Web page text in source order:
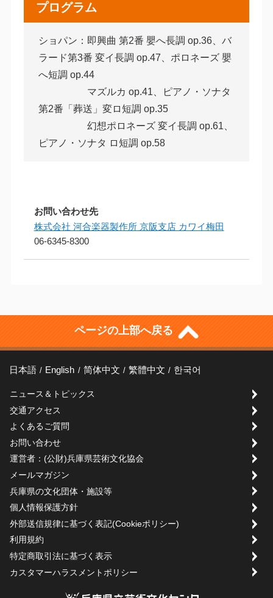
プログラム
ショパン：即興曲 第2番 嬰へ長調 op.36、バ
ラード第3番 変イ長調 op.47、ポロネーズ 嬰
へ短調 op.44
マズルカ op.41、ピアノ・ソナタ
第2番「葬送」変ロ短調 op.35
幻想ポロネーズ 変イ長調 op.61、
ピアノ・ソナタ ロ短調 op.58
お問い合わせ先
株式会社 河合楽器製作所 京阪支店 カワイ梅田
06-6345-8300
ページの上部へ戻る
日本語 English 简体中文 繁體中文 한국어
ニュース＆トピックス
交通アクセス
よくあるご質問
お問い合わせ
運営者：(公財)兵庫県芸術文化協会
メールマガジン
兵庫県の文化団体・施設等
個人情報保護方針
外部送信規律に基づく表記(Cookieポリシー)
利用規約
特定商取引法に基づく表示
カスタマーハラスメントポリシー